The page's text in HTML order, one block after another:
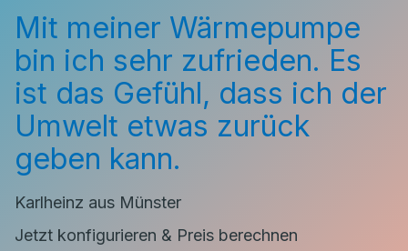
Mit meiner Wärmepumpe
bin ich sehr zufrieden. Es
ist das Gefühl, dass ich der
Umwelt etwas zurück
geben kann.
Karlheinz aus Münster
Jetzt konfigurieren & Preis berechnen